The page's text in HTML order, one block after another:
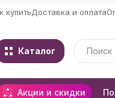
купитьДоставка и оплата
Каталог
Акции и скидки